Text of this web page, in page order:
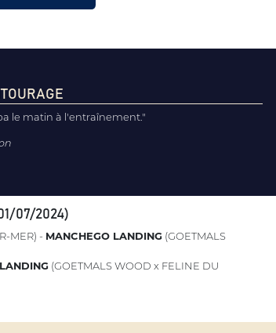
le matin à l'entraînement."
07/2024)
MER) - MANCHEGO LANDING(GOETMALS
(GOETMALS WOOD x FELINE DU